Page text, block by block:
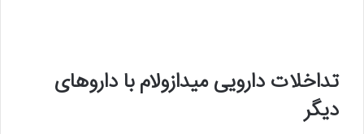
تداخلات دارویی میدازولام با داروهای
دیگر